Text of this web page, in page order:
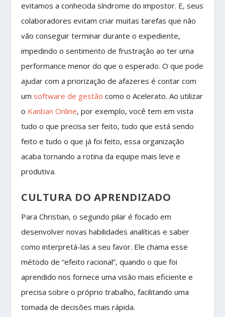
evitamos a conhecida síndrome do impostor. E, seus
colaboradores evitam criar muitas tarefas que não
vão conseguir terminar durante o expediente,
impedindo o sentimento de frustração ao ter uma
performance menor do que o esperado. O que pode
ajudar com a priorização de afazeres é contar com
umsoftware de gestão como o Acelerato. Ao utilizar
o Kanban Online, por exemplo, você tem em vista
tudo o que precisa ser feito, tudo que está sendo
feito e tudo o que já foi feito, essa organização
acaba tornando a rotina da equipe mais leve e
produtiva.
CULTURA DO APRENDIZADO
Para Christian, o segundo pilar é focado em
desenvolver novas habilidades analíticas e saber
como interpretá-las a seu favor. Ele chama esse
método de “efeito racional”, quando o que foi
aprendido nos fornece uma visão mais eficiente e
precisa sobre o próprio trabalho, facilitando uma
tomada de decisões mais rápida.